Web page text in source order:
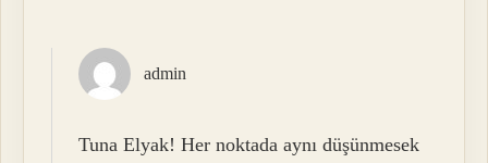
admin
Tuna Elyak! Her noktada aynı düşünmesek